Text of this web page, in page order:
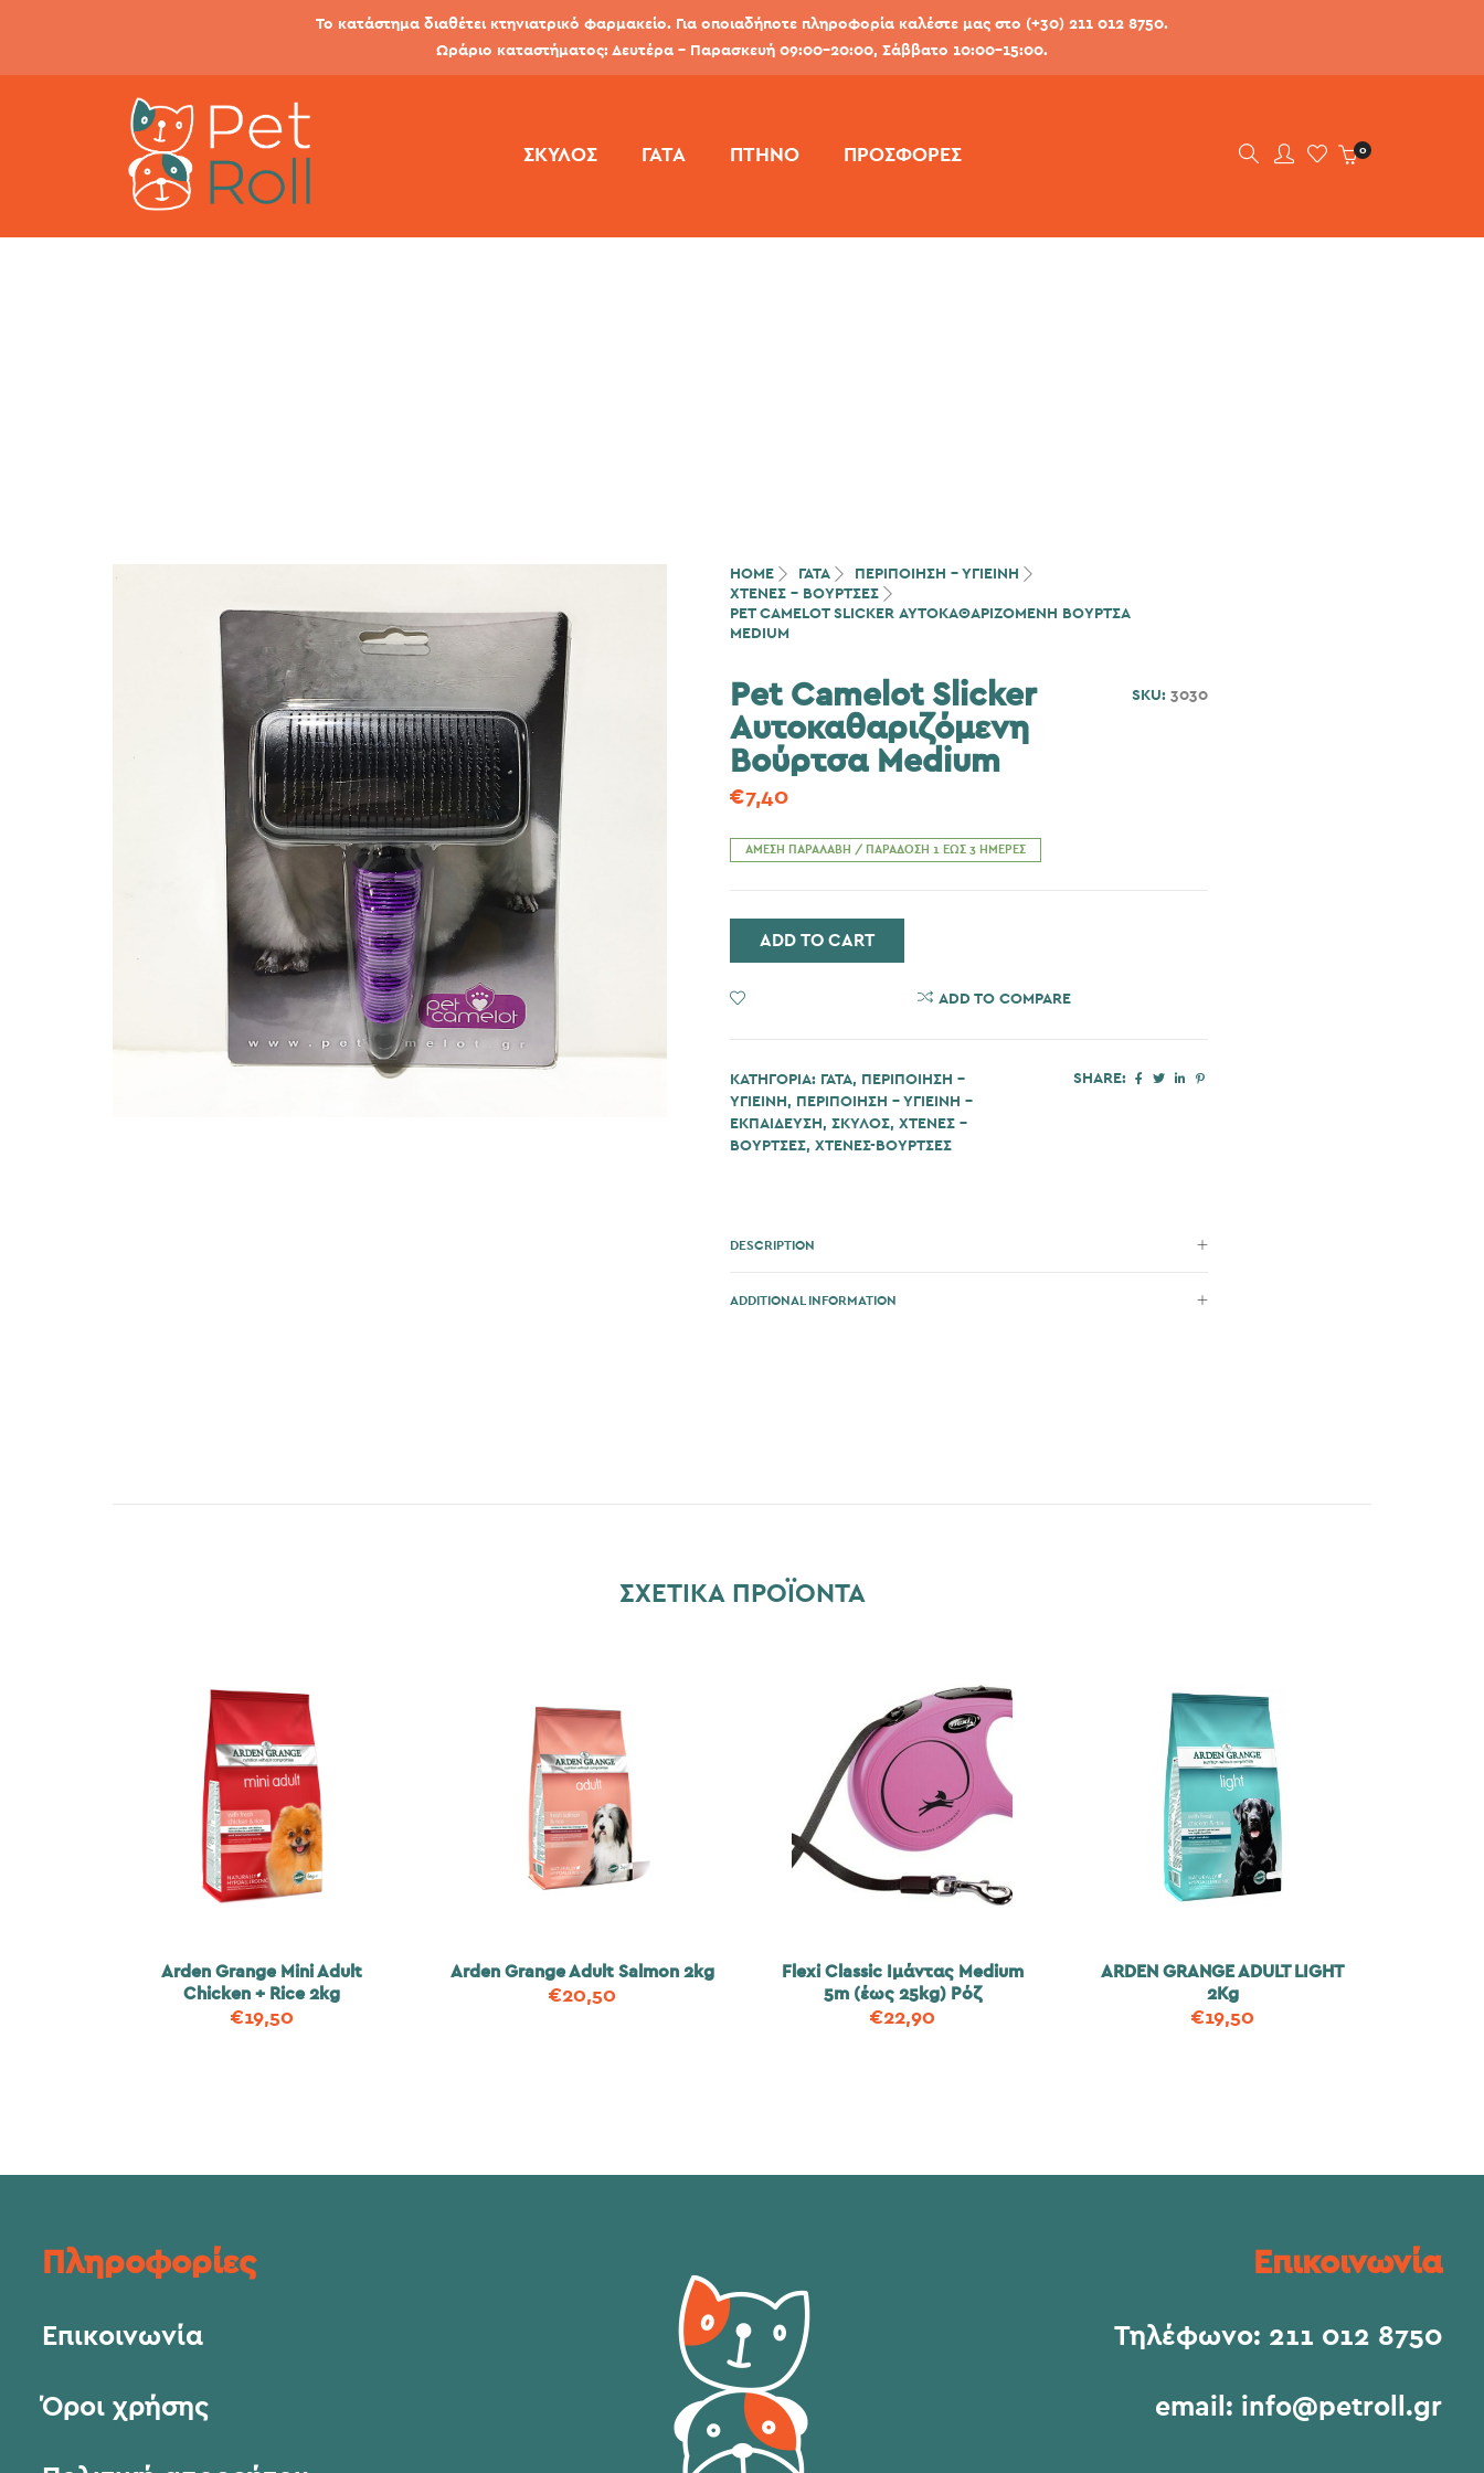
Το κατάστημα διαθέτει κτηνιατρικό φαρμακείο. Για οποιαδήποτε πληροφορία καλέστε μας στο (+30) 211 012 8750.
Ωράριο καταστήματος: Δευτέρα - Παρασκευή 09:00-20:00, Σάββατο 10:00-15:00.
ΣΚΎΛΟΣ ΓΆΤΑ ΠΤΗΝΌ ΠΡΟΣΦΟΡΕΣ 0
HOME ΓΆΤΑ
ΠΕΡΙΠΟΙΗΣΗ - ΥΓΙΕΙΝΗ
ΧΤΕΝΕΣ - ΒΟΥΡΤΣΕΣ
PET CAMELOT SLICKER ΑΥΤΟΚΑΘΑΡΙΖΌΜΕΝΗ ΒΟΎΡΤΣΑ
MEDIUM
Pet Camelot Slicker
Αυτοκαθαριζόμενη
Βούρτσα Medium
€7,40
SKU: 3030
ΆΜΕΣΗ ΠΑΡΑΛΑΒΉ / ΠΑΡΆΔΟΣΗ 1 ΈΩΣ 3 ΗΜΈΡΕΣ
ADD TO CART
ADD TO COMPARE
ΚΑΤΗΓΟΡΊΑ: ΓΆΤΑ, ΠΕΡΙΠΟΙΗΣΗ -
ΥΓΙΕΙΝΗ , ΠΕΡΙΠΟΙΗΣΗ - ΥΓΙΕΙΝΗ -
ΕΚΠΑΙΔΕΥΣΗ , ΣΚΎΛΟΣ, ΧΤΕΝΕΣ -
ΒΟΥΡΤΣΕΣ, ΧΤΕΝΕΣ-ΒΟΥΡΤΣΕΣ
SHARE:
DESCRIPTION
ADDITIONAL INFORMATION
ΣΧΕΤΙΚΆ ΠΡΟΪΌΝΤΑ
Arden Grange Mini Adult
Chicken + Rice 2kg
€19,50
Arden Grange Adult Salmon 2kg
€20,50
Flexi Classic Ιμάντας Medium
5m (έως 25kg) Ρόζ
€22,90
ARDEN GRANGE ADULT LIGHT
2Kg
€19,50
Πληροφορίες
Επικοινωνία
Όροι χρήσης
Επικοινωνία
Τηλέφωνο: 211 012 8750
email: info@petroll.gr